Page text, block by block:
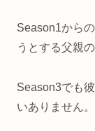
Season1から
うとする父親
Season3でも
いありません。